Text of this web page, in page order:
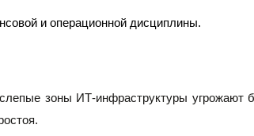
и операционной дисциплины.
зоны ИТ-инфраструктуры угрожают